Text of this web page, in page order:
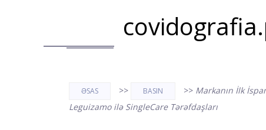
ƏSAS >> BASIN >> Markanın İlk
Leguizamo ilə SingleCare Tərəfdaşları